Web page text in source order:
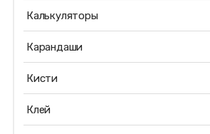
Калькуляторы
Карандаши
Кисти
Клей